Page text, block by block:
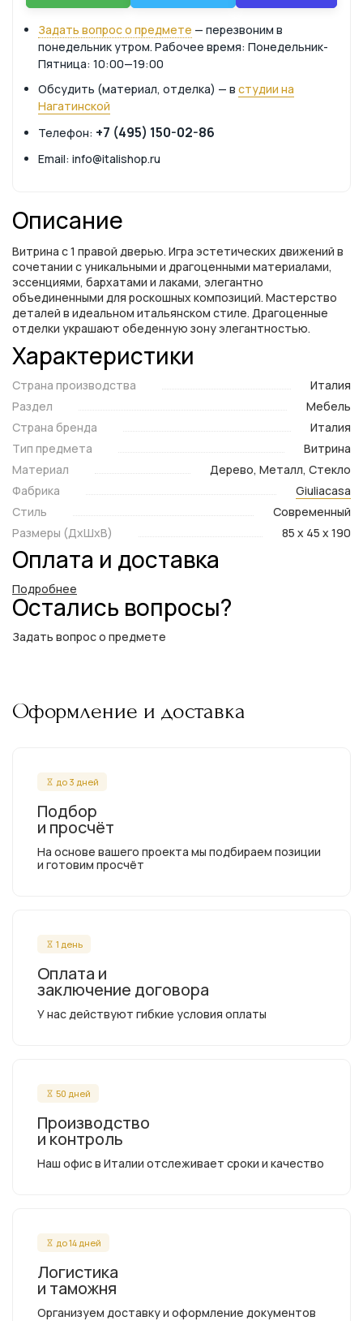
Задать вопрос о предмете — перезвоним в
понедельник утром. Рабочее время: Понедельник-
Пятница: 10:00—19:00
Обсудить (материал, отделка) — в студии на
Нагатинской
Телефон: +7 (495) 150-02-86
Email: info@italishop.ru
Описание
Витрина с 1 правой дверью. Игра эстетических движений в
сочетании с уникальными и драгоценными материалами,
эссенциями, бархатами и лаками, элегантно
объединенными для роскошных композиций. Мастерство
деталей в идеальном итальянском стиле. Драгоценные
отделки украшают обеденную зону элегантностью.
Характеристики
Страна производства
Италия
Раздел
Мебель
Страна бренда
Италия
Тип предмета
Витрина
Материал
Дерево, Металл, Стекло
Фабрика
Giuliacasa
Стиль
Современный
Размеры (ДxШxВ)
85 x 45 x 190
Оплата и доставка
Подробнее
Остались вопросы?
Задать вопрос о предмете
Оформление и доставка
до 3 дней
Подбор
и просчёт
На основе вашего проекта мы подбираем позиции
и готовим просчёт
1 день
Оплата и
заключение договора
У нас действуют гибкие условия оплаты
50 дней
Производство
и контроль
Наш офис в Италии отслеживает сроки и качество
до 14 дней
Логистика
и таможня
Организуем доставку и оформление документов